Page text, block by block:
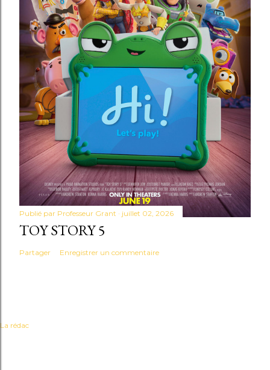
Publié par Professeur Grant juillet 02, 2026
TOY STORY 5
Partager Enregistrer un commentaire
La rédac